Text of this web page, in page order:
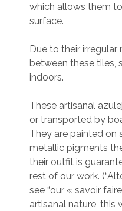
which allows them
surface.
Due to their
between these tiles,
indoors.
These artisanal
or transported by
They are painted on
metallic pigments
their outfit is
rest of our work.
see “our « savoir
artisanal nature, this